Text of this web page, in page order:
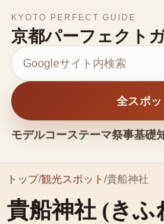
KYOTO PERFECT GUIDE
京都パーフェクト
モデルコーステーマ祭事基礎
サイト内検索
全スポ
トップ/観光スポット/貴船神社
貴船神社(きふ